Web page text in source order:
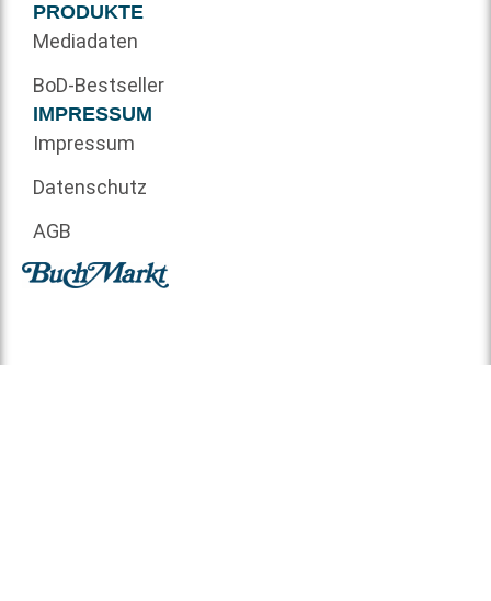
PRODUKTE
Mediadaten
BoD-Bestseller
IMPRESSUM
Impressum
Datenschutz
AGB